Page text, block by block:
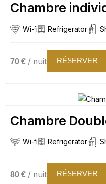
Chambre
Wi-fi Refrigerator
70 € / nuit RÉSERVER
Chambre
Wi-fi Refrigerator
80 € / nuit RÉSERVER